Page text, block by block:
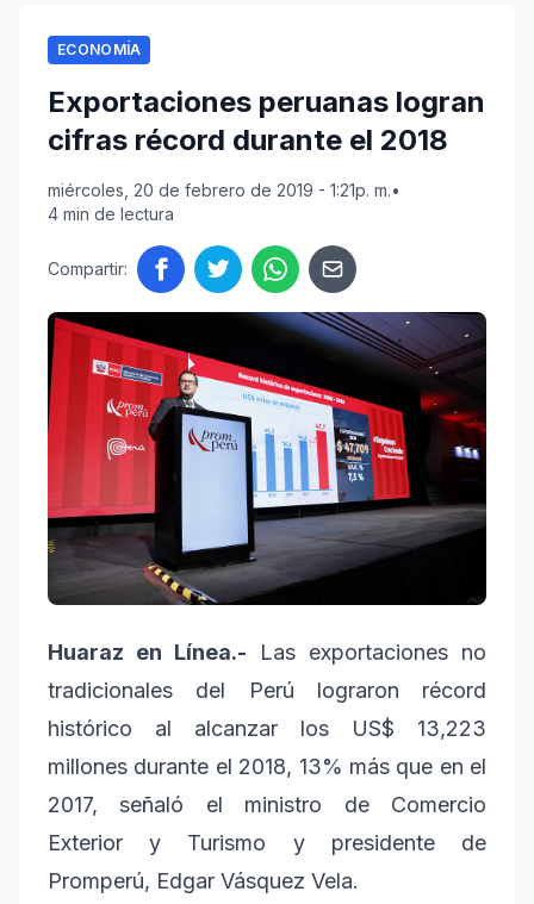
ECONOMÍA
Exportaciones peruanas logran
cifras récord durante el 2018
miércoles, 20 de febrero de 2019 - 1:21p. m.•
4 min de lectura
Compartir:
Huaraz en Línea.-
Las exportaciones no
tradicionales del Perú lograron récord
histórico al alcanzar los US$ 13,223
millones durante el 2018, 13% más que en el
2017, señaló el ministro de Comercio
Exterior y Turismo y presidente de
Promperú, Edgar Vásquez Vela.